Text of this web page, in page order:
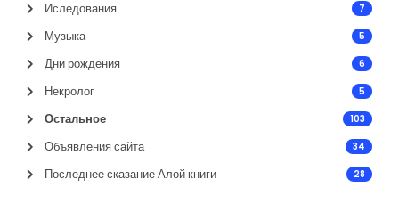
Иследования 7
Музыка 5
Дни рождения 6
Некролог 5
Остальное 103
Объявления сайта 34
Последнее сказание Алой книги 28